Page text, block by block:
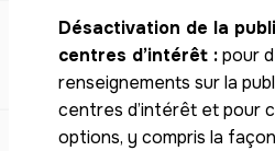
Désactivation de la
centres d’intérêt :pour
renseignements sur la
centres d’intérêt et pour
options, y compris la